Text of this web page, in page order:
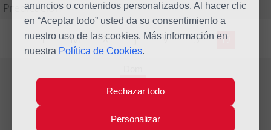
anuncios o contenidos personalizados. Al hacer clic
en “Aceptar todo” usted da su consentimiento a
nuestro uso de las cookies. Más información en
nuestra Política de Cookies.
Rechazar todo
Personalizar
Predicación
L M X J V S D
9
Sep